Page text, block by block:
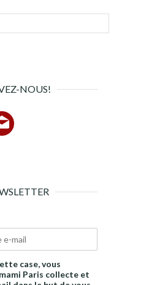
NOUS!
case, vous
Paris collecte et